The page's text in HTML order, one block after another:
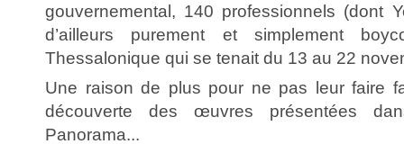
gouvernemental, 140 professionnels (dont
d’ailleurs purement et simplement
Thessalonique qui se tenait du 13 au 22
Une raison de plus pour ne pas leur faire
découverte des œuvres présentées
Panorama...